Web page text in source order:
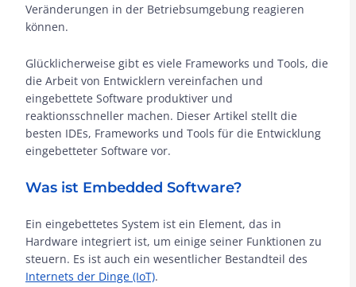
Veränderungen in der Betriebsumgebung reagieren
können.
Glücklicherweise gibt es viele Frameworks und Tools, die
die Arbeit von Entwicklern vereinfachen und
eingebettete Software produktiver und
reaktionsschneller machen. Dieser Artikel stellt die
besten IDEs, Frameworks und Tools für die Entwicklung
eingebetteter Software vor.
Was ist Embedded Software?
Ein eingebettetes System ist ein Element, das in
Hardware integriert ist, um einige seiner Funktionen zu
steuern. Es ist auch ein wesentlicher Bestandteil des
Internets der Dinge (IoT).